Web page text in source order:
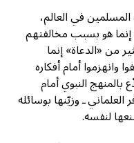
في العالم،
هو بسبب مخالفتهم
من «الدعاة» إنما
وانهزموا أمام أفكاره
النبوي أمام
العلماني ـ وزيّنها بوسائله
لنفسه.